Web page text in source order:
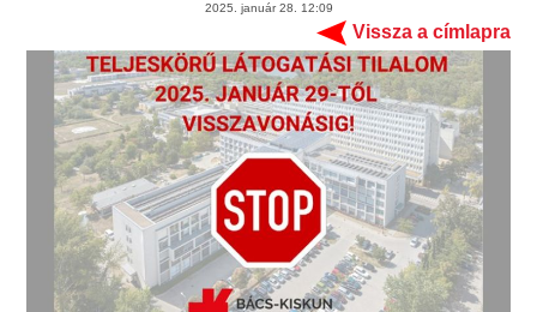
2025. január 28. 12:09
Vissza a címlapra